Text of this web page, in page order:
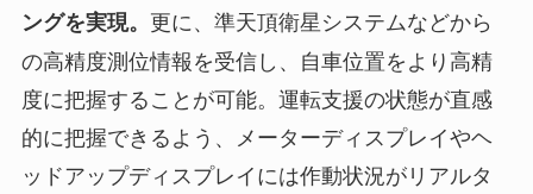
ングを実現。 更に、準天頂衛星システムなどから
の高精度測位情報を受信し、自車位置をより高精
度に把握することが可能。運転支援の状態が直感
的に把握できるよう、メーターディスプレイやヘ
ッドアップディスプレイには作動状況がリアルタ